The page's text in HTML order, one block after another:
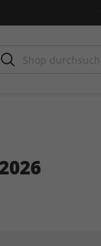
Zwischensumme